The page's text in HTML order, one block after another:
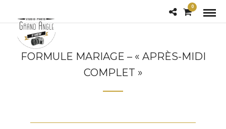
0
FORMULE MARIAGE – « APRÈS-MIDI
COMPLET »